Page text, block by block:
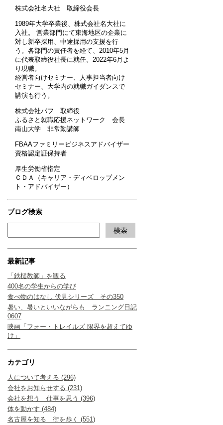
株式会社名大社 取締役会長
1989年大学卒業後、株式会社名大社に
入社。 営業部門にて東海地区の企業に
対し新卒採用、中途採用の支援を行
う。各部門の責任者を経て、2010年5月
に代表取締役社長に就任。2022年6月よ
り現職。
経営者向けセミナー、人事担当者向け
セミナー、大学内の就職ガイダンスで
講演も行う。
株式会社パフ 取締役
ふるさと就職応援ネットワーク 会長
南山大学 非常勤講師
FBAAファミリービジネスアドバイザー
資格認定証保持者
厚生労働省指定
ＣＤＡ（キャリア・ディベロップメン
ト・アドバイザー）
ブログ検索
最新記事
「鉄槌教師」を観る
400名の学生からの学び
食べ物のはなし 伏見シリーズ その350
暑い、暑いといいながらも ランニング日記
0607
映画「フォー・トレイルズ 限界を超えてゆ
け」
カテゴリ
人について考える (296)
会社をお知らせする (231)
会社を想う 仕事を思う (396)
体を動かす (484)
名古屋を知る 街を歩く (551)